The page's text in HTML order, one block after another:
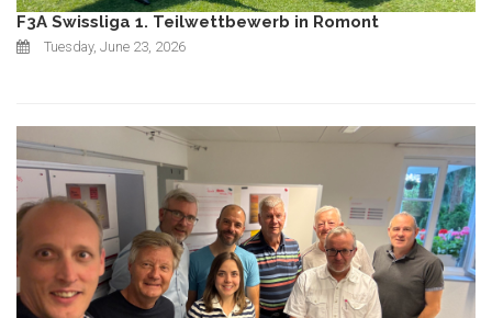
F3A Swissliga 1. Teilwettbewerb in Romont
Tuesday, June 23, 2026